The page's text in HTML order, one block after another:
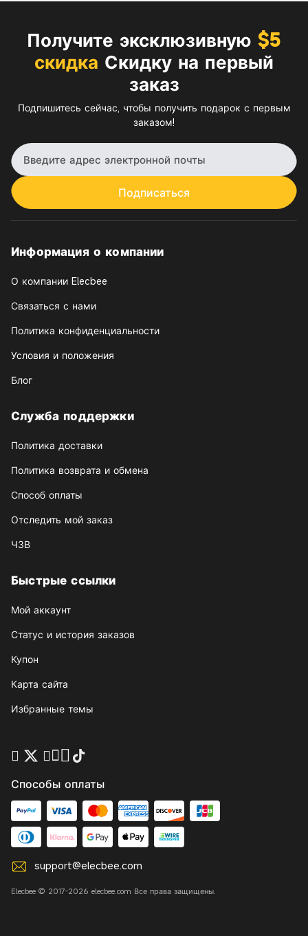
Получите эксклюзивную $5
скидка Скидку на первый
заказ
Подпишитесь сейчас, чтобы получить подарок с первым
заказом!
Подписаться
Информация о компании
О компании Elecbee
Связаться с нами
Политика конфиденциальности
Условия и положения
Блог
Служба поддержки
Политика доставки
Политика возврата и обмена
Способ оплаты
Отследить мой заказ
ЧЗВ
Быстрые ссылки
Мой аккаунт
Статус и история заказов
Купон
Карта сайта
Избранные темы
Способы оплаты
support@elecbee.com
Elecbee © 2017-2026 elecbee.com Все права защищены.